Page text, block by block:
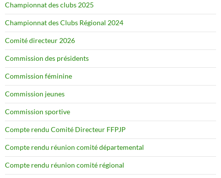
Championnat des clubs 2025
Championnat des Clubs Régional 2024
Comité directeur 2026
Commission des présidents
Commission féminine
Commission jeunes
Commission sportive
Compte rendu Comité Directeur FFPJP
Compte rendu réunion comité départemental
Compte rendu réunion comité régional